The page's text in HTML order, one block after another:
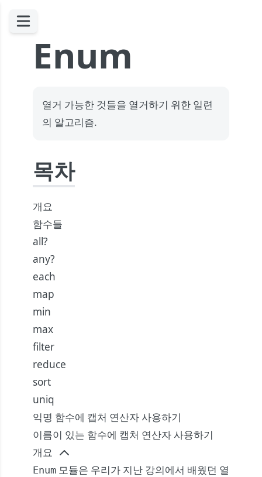
Enum
열거 가능한 것들을 열거하기 위한 일련
의 알고리즘.
목차
개요
함수들
all?
any?
each
map
min
max
filter
reduce
sort
uniq
익명 함수에 캡처 연산자 사용하기
이름이 있는 함수에 캡처 연산자 사용하기
개요
Enum 모듈은 우리가 지난 강의에서 배웠던 열